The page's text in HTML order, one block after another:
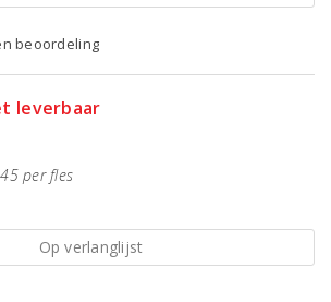
beoordeling
leverbaar
per fles
Op verlanglijst